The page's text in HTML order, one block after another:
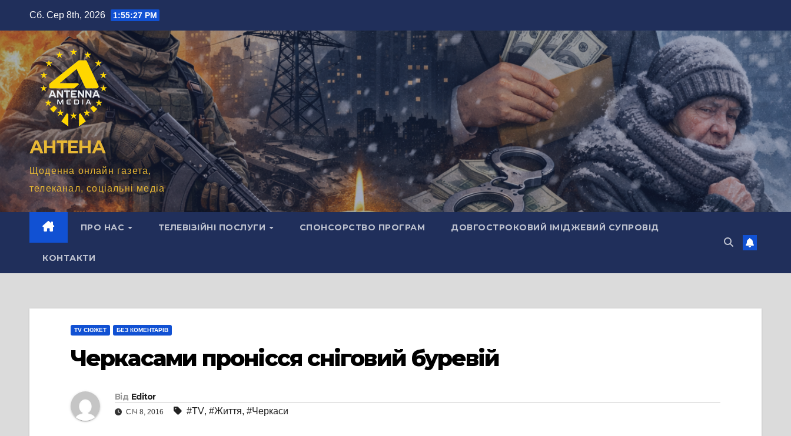
вмісту
Сб. Сер 8th, 2026 1:55:29 PM
АНТЕНА
Щоденна онлайн газета,
телеканал, соціальні медіа
ПРО НАС ТЕЛЕВІЗІЙНІ ПОСЛУГИ СПОНСОРСТВО ПРОГРАМ ДОВГОСТРОКОВИЙ ІМІДЖЕВИЙ СУПРОВІД
КОНТАКТИ
TV СЮЖЕТ БЕЗ КОМЕНТАРІВ
Черкасами пронісся сніговий буревій
Від Editor
СІЧ 8, 2016 #TV, #Життя, #Черкаси